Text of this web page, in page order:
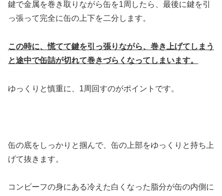
鍵で金属を巻き取りながら缶を1周したら、最後に鍵を引
っ張って完全に缶の上下を二分します。
この時に、慌てて鍵を引っ張りながら、巻き上げてしまう
と途中で缶詰が切れて巻きづらくなってしまいます。
ゆっくりと慎重に、1周回すのがポイントです。
缶の底をしっかりと掴んで、缶の上部をゆっくりと持ち上
げて抜きます。
コンビーフの身にある冷えた白くなった脂分が缶の内側に